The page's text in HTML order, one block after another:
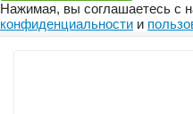
Нажимая, вы соглашаетесь с
конфиденциальности и